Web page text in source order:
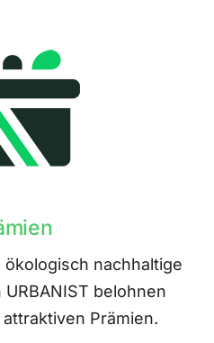
nachhaltige
belohnen
Prämien.